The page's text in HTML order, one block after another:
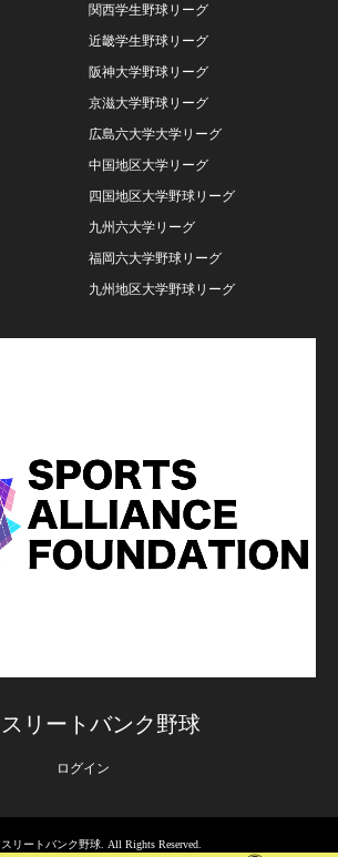
関西学生野球リーグ
近畿学生野球リーグ
阪神大学野球リーグ
京滋大学野球リーグ
広島六大学大学リーグ
中国地区大学リーグ
四国地区大学野球リーグ
九州六大学リーグ
福岡六大学野球リーグ
九州地区大学野球リーグ
リートバンク野球
ログイン
スリートバンク野球 . All Rights Reserved.